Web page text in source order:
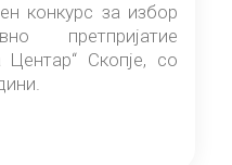
конкурс за избор
претпријатие
Скопје, со